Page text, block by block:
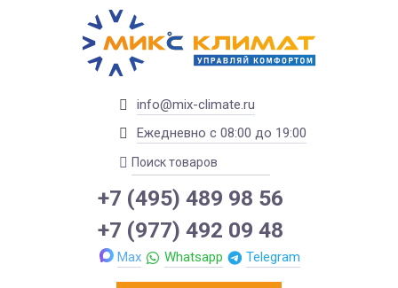
info@mix-climate.ru
Ежедневно с 08:00 до 19:00
+7 (495) 489 98 56
+7 (977) 492 09 48
Max Whatsapp Telegram